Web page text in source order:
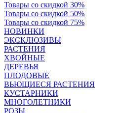
Товары со скидкой 30%
Товары со скидкой 50%
Товары со скидкой 75%
НОВИНКИ
ЭКСКЛЮЗИВЫ
РАСТЕНИЯ
ХВОЙНЫЕ
ДЕРЕВЬЯ
ПЛОДОВЫЕ
ВЬЮЩИЕСЯ РАСТЕНИЯ
КУСТАРНИКИ
МНОГОЛЕТНИКИ
РОЗЫ